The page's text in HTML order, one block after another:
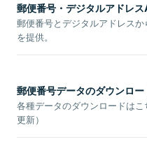
郵便番号・デジタルアドレス
郵便番号とデジタルアドレス
を提供。
郵便番号データのダウンロー
各種データのダウンロードは
更新）